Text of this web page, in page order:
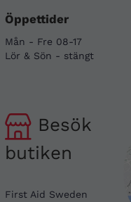
Öppettider
Mån - Fre 08-17
Lör & Sön - stängt
Besök
butiken
First Aid Sweden